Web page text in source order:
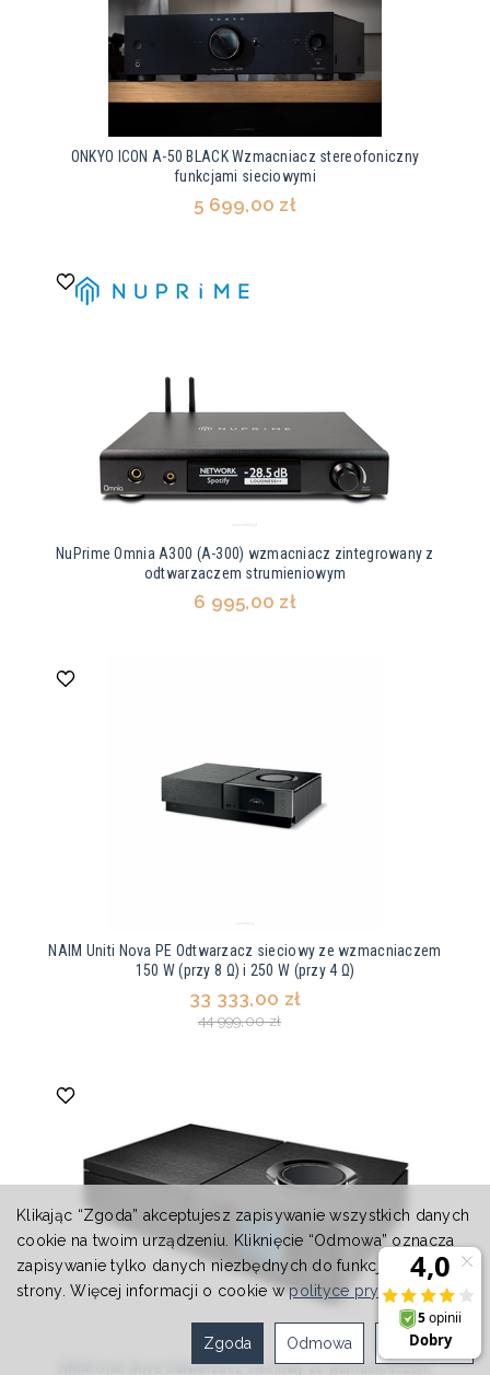
ONKYO ICON A-50 BLACK Wzmacniacz stereofoniczny
funkcjami sieciowymi
5 699,00 zł
NuPrime Omnia A300 (A-300) wzmacniacz zintegrowany z
odtwarzaczem strumieniowym
6 995,00 zł
NAIM Uniti Nova PE Odtwarzacz sieciowy ze wzmacniaczem
150 W (przy 8 Ω) i 250 W (przy 4 Ω)
33 333,00 zł
44 999,00 zł
NAIM Uniti Nova Odtwarzacz sieciowy ze wzmacniaczem
Klikając “Zgoda” akceptujesz zapisywanie wszystkich danych
cookie na twoim urządzeniu. Kliknięcie “Odmowa” oznacza
zapisywanie tylko danych niezbędnych do funkcjonowania
strony. Więcej informacji o cookie wpolityce prywatności.
Ustawienia
Odmowa
Zgoda